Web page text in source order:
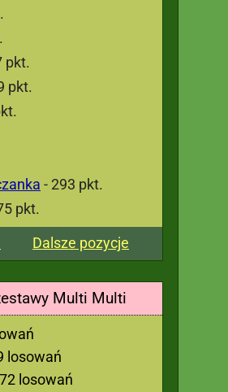
pkt.
pkt.
- 293 pkt.
pkt.
Dalsze pozycje
Multi Multi
losowań
losowań